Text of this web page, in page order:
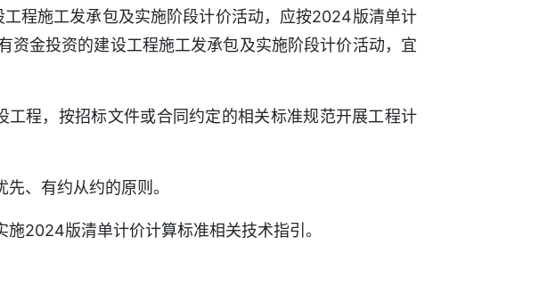
施工发承包及实施阶段计价活动，应按2024版清单计
金投资的建设工程施工发承包及实施阶段计价活动，宜
程，按招标文件或合同约定的相关标准规范开展工程计
、有约从约的原则。
2024版清单计价计算标准相关技术指引。